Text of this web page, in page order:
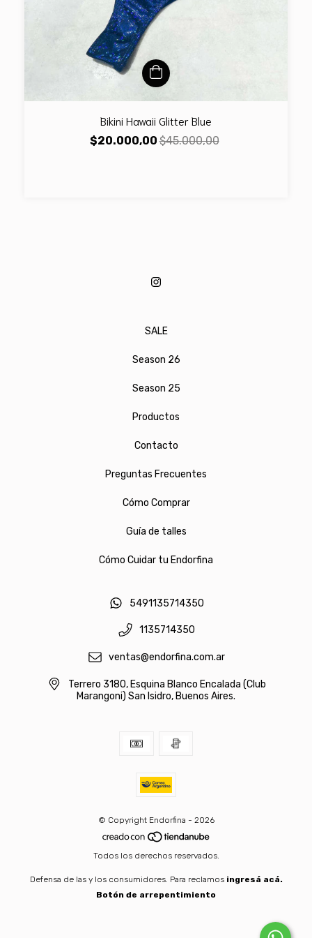
Bikini Hawaii Glitter Blue
$20.000,00$45.000,00
SALE
Season 26
Season 25
Productos
Contacto
Preguntas Frecuentes
Cómo Comprar
Guía de talles
Cómo Cuidar tu Endorfina
5491135714350
1135714350
ventas@endorfina.com.ar
Terrero 3180, Esquina Blanco Encalada (Club
Marangoni) San Isidro, Buenos Aires.
© Copyright Endorfina - 2026
Todos los derechos reservados.
Defensa de las y los consumidores. Para reclamos ingresá acá.
Botón de arrepentimiento